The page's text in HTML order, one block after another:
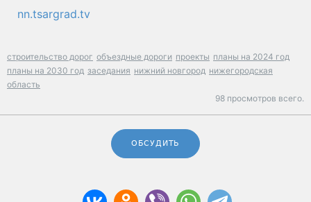
nn.tsargrad.tv
строительство дорог объездные дороги проекты планы на 2024 год
планы на 2030 год заседания нижний новгород нижегородская
область
98 просмотров всего.
ОБСУДИТЬ